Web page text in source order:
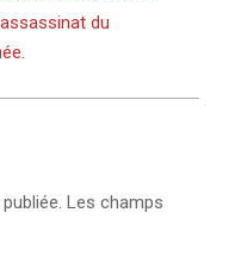
du
Les champs